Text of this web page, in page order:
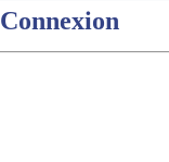
Connexion